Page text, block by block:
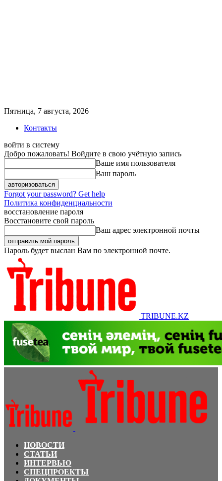
Пятница, 7 августа, 2026
Контакты
войти в систему
Добро пожаловать! Войдите в свою учётную запись
Ваше имя пользователя
Ваш пароль
Forgot your password? Get help
Политика конфиденциальности
восстановление пароля
Восстановите свой пароль
Ваш адрес электронной почты
Пароль будет выслан Вам по электронной почте.
TRIBUNE.KZ
НОВОСТИ
СТАТЬИ
ИНТЕРВЬЮ
СПЕЦПРОЕКТЫ